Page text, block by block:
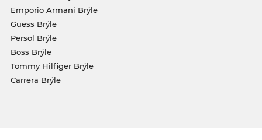
Emporio Armani Brýle
Guess Brýle
Persol Brýle
Boss Brýle
Tommy Hilfiger Brýle
Carrera Brýle